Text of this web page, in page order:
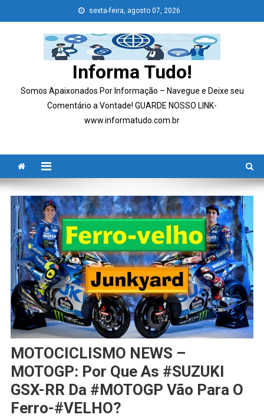
to
sexta-feira, agosto 07, 2026
Informa Tudo!
Somos Apaixonados Por Informação – Navegue e Deixe seu
Comentário a Vontade! GUARDE NOSSO LINK-
www.informatudo.com.br
MOTOCICLISMO NEWS –
MOTOGP: Por Que As #SUZUKI
GSX-RR Da #MOTOGP Vão Para O
Ferro-#VELHO?